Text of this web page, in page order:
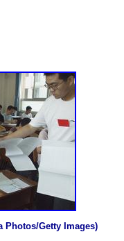
Photos/Getty Images)